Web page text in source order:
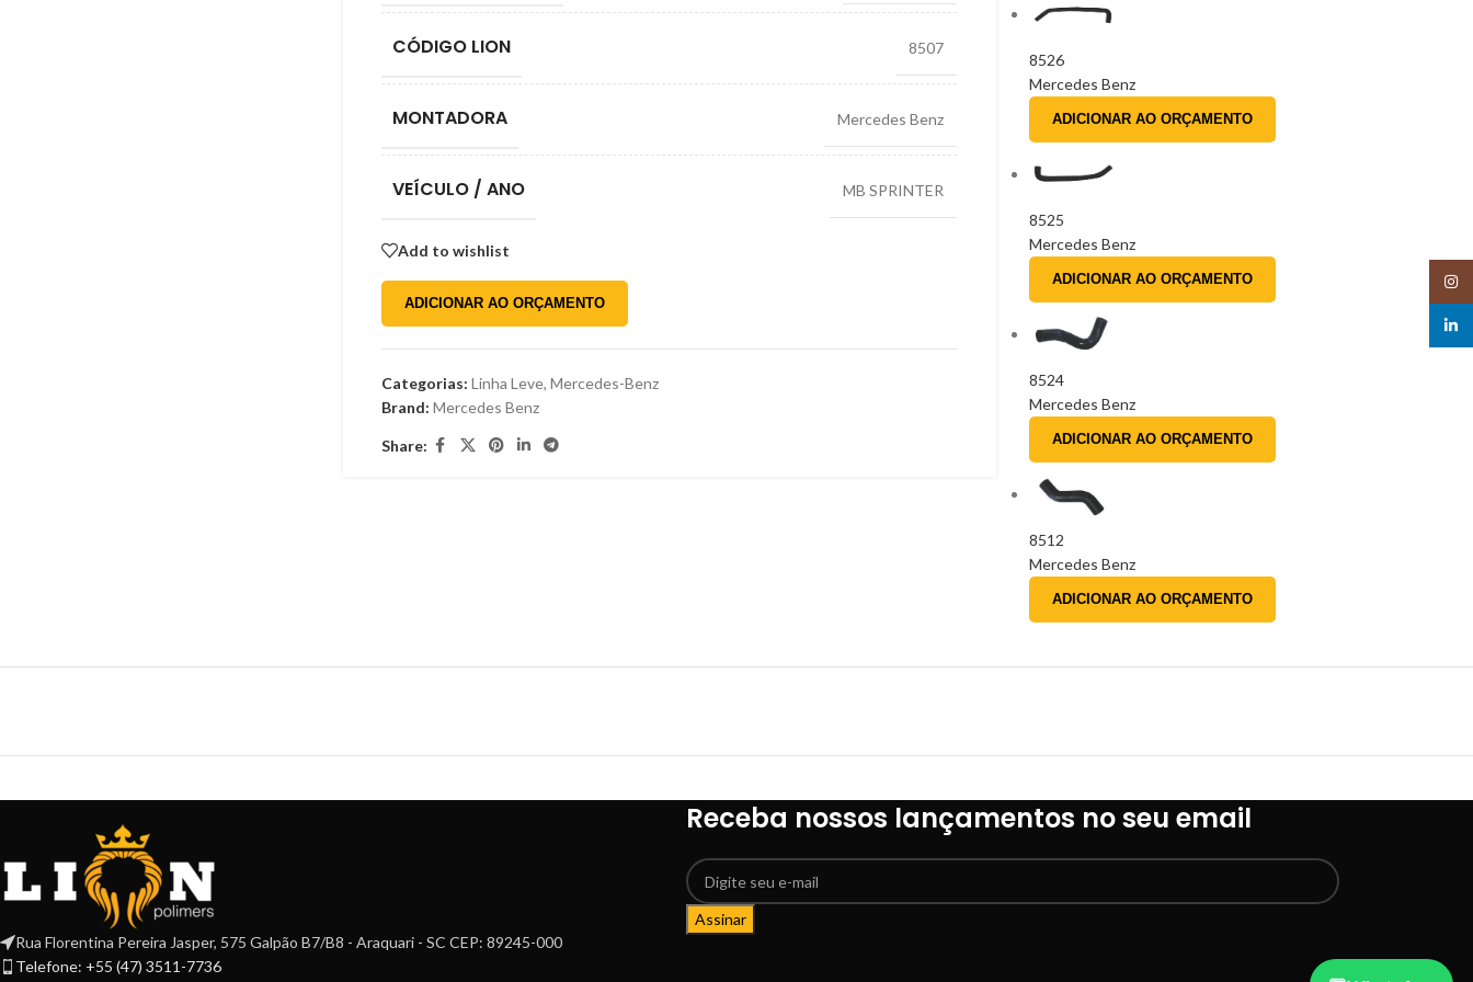
CÓDIGO LION 8507
MONTADORA Mercedes Benz
VEÍCULO / ANO MB SPRINTER
Add to wishlist
ADICIONAR AO ORÇAMENTO
Categorias: Linha Leve, Mercedes-Benz
Brand: Mercedes Benz
Share:
8526
Mercedes Benz
ADICIONAR AO ORÇAMENTO
8525
Mercedes Benz
ADICIONAR AO ORÇAMENTO
8524
Mercedes Benz
ADICIONAR AO ORÇAMENTO
8512
Mercedes Benz
ADICIONAR AO ORÇAMENTO
Rua Florentina Pereira Jasper, 575 Galpão B7/B8 - Araquari - SC CEP: 89245-000
Telefone: +55 (47) 3511-7736
Receba nossos lançamentos no seu email
Assinar